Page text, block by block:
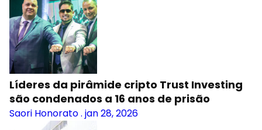
Líderes da pirâmide cripto Trust Investing
são condenados a 16 anos de prisão
Saori Honorato. jan 28, 2026